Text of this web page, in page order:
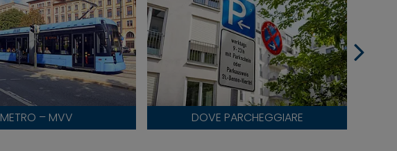
METRO – MVV DOVE PARCHEGGIARE